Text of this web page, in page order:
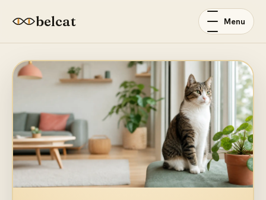
belcat Menu